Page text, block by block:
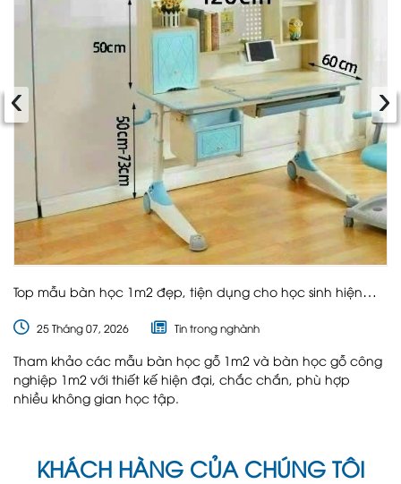
Top mẫu bàn học 1m2 đẹp, tiện dụng cho học sinh hiện
25 Tháng 07, 2026 Tin trong nghành
Tham khảo các mẫu bàn học gỗ 1m2 và bàn học gỗ công
nghiệp 1m2 với thiết kế hiện đại, chắc chắn, phù hợp
nhiều không gian học tập.
‹ ›
KHÁCH HÀNG CỦA CHÚNG TÔI